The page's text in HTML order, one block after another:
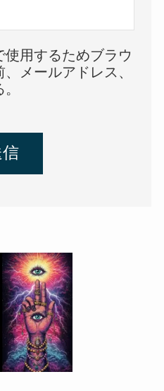
用するためブラウ
メールアドレス、